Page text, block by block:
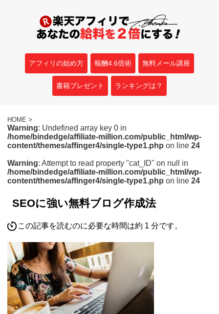
アフィリの始め方 報酬4.6倍術 無料メール講座
書籍プレゼント ランキングは？
HOME >
Warning: Undefined array key 0 in
/home/bindedge/affiliate-million.com/public_html/wp-
content/themes/affinger4/single-type1.php on line 24
Warning: Attempt to read property "cat_ID" on null in
/home/bindedge/affiliate-million.com/public_html/wp-
content/themes/affinger4/single-type1.php on line 24
SEOに強い無料ブログ作成法
この記事を読むのに必要な時間は約 1 分です。